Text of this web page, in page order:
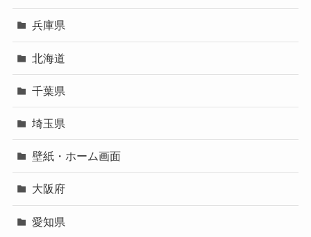
兵庫県
北海道
千葉県
埼玉県
壁紙・ホーム画面
大阪府
愛知県